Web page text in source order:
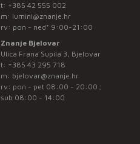
t: +385 42 555 002
m: lumini@znanje.hr
rv: pon - ned* 9:00-21:00
Znanje Bjelovar
Ulica Frana Supila 3, Bjelovar
t: +385 43 295 718
m: bjelovar@znanje.hr
rv: pon - pet 08:00 - 20:00 ;
sub 08:00 - 14:00